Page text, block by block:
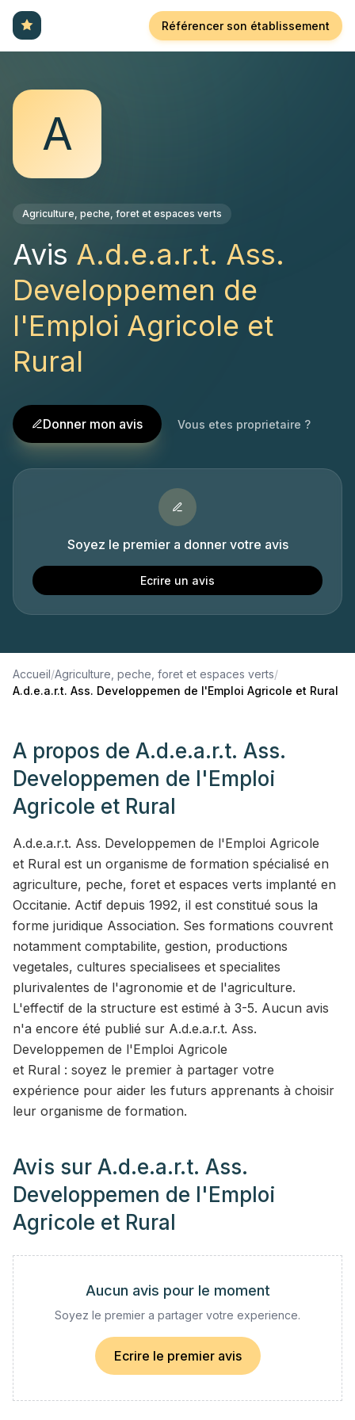
Référencer son établissement
A
Agriculture, peche, foret et espaces verts
Avis A.d.e.a.r.t. Ass.
Developpemen de
l'Emploi Agricole et
Rural
Donner mon avis Vous etes proprietaire ?
Soyez le premier a donner votre avis
Ecrire un avis
Accueil/Agriculture, peche, foret et espaces verts/
A.d.e.a.r.t. Ass. Developpemen de l'Emploi Agricole et Rural
A propos de A.d.e.a.r.t. Ass.
Developpemen de l'Emploi
Agricole et Rural
A.d.e.a.r.t. Ass. Developpemen de l'Emploi Agricole
et Rural est un organisme de formation spécialisé en
agriculture, peche, foret et espaces verts implanté en
Occitanie. Actif depuis 1992, il est constitué sous la
forme juridique Association. Ses formations couvrent
notamment comptabilite, gestion, productions
vegetales, cultures specialisees et specialites
plurivalentes de l'agronomie et de l'agriculture.
L'effectif de la structure est estimé à 3-5. Aucun avis
n'a encore été publié sur A.d.e.a.r.t. Ass.
Developpemen de l'Emploi Agricole
et Rural : soyez le premier à partager votre
expérience pour aider les futurs apprenants à choisir
leur organisme de formation.
Avis sur A.d.e.a.r.t. Ass.
Developpemen de l'Emploi
Agricole et Rural
Aucun avis pour le moment
Soyez le premier a partager votre experience.
Ecrire le premier avis